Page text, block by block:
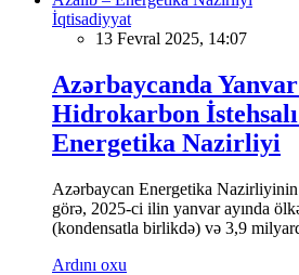
İqtisadiyyat
13 Fevral 2025, 14:07
Azərbaycanda
Hidrokarbon
Energetika Nazirliyi
Azərbaycan Energetika Nazirliyinin
görə, 2025-ci ilin yanvar ayında
(kondensatla birlikdə) və 3,9
Ardını oxu